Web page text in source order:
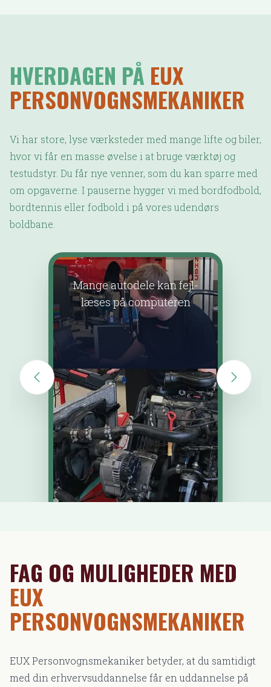
Mange autodele kan fejl-
læses på computeren
HVERDAGEN PÅ EUX
PERSONVOGNSMEKANIKER
Vi har store, lyse værksteder med mange lifte og biler,
hvor vi får en masse øvelse i at bruge værktøj og
testudstyr. Du får nye venner, som du kan sparre med
om opgaverne. I pauserne hygger vi med bordfodbold,
bordtennis eller fodbold i på vores udendørs
boldbane.
FAG OG MULIGHEDER MED
EUX
PERSONVOGNSMEKANIKER
EUX Personvognsmekaniker betyder, at du samtidigt
med din erhvervsuddannelse får en uddannelse på